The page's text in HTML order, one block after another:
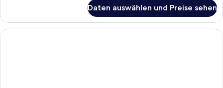
Daten auswählen und Preise sehen